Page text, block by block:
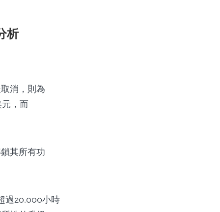
析
消，則為
，而
其所有功
過20,000小時